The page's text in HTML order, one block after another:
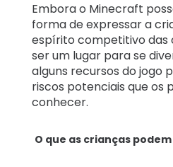
Embora o Minecraft
forma de expressar a
espírito competitivo das
ser um lugar para se
alguns recursos do jogo
riscos potenciais que os
conhecer.
O que as crianças